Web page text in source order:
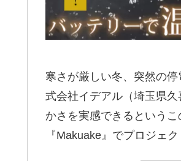
寒さが厳しい冬、突然の
式会社イデアル（埼玉県
かさを実感できるという
『Makuake』でプロジェ